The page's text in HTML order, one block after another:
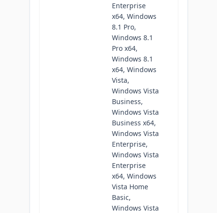
Enterprise
x64, Windows
8.1 Pro,
Windows 8.1
Pro x64,
Windows 8.1
x64, Windows
Vista,
Windows Vista
Business,
Windows Vista
Business x64,
Windows Vista
Enterprise,
Windows Vista
Enterprise
x64, Windows
Vista Home
Basic,
Windows Vista